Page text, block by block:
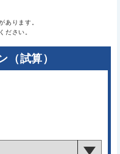
あります。
ださい。
（試算）